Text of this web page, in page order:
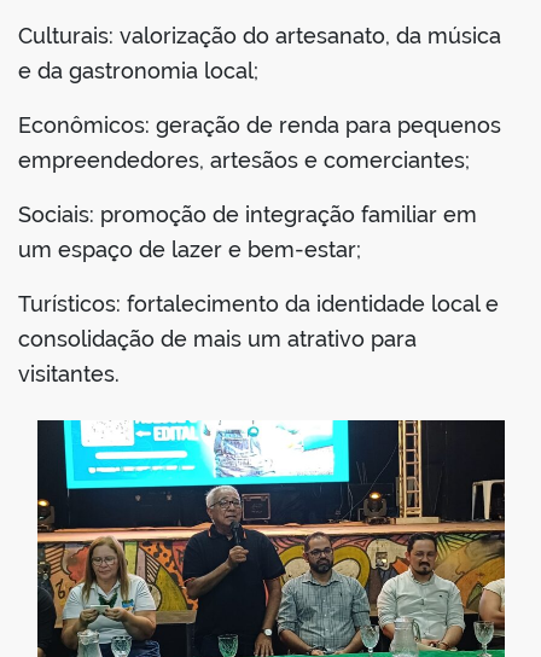
Culturais: valorização do artesanato, da música
e da gastronomia local;
Econômicos: geração de renda para pequenos
empreendedores, artesãos e comerciantes;
Sociais: promoção de integração familiar em
um espaço de lazer e bem-estar;
Turísticos: fortalecimento da identidade local e
consolidação de mais um atrativo para
visitantes.